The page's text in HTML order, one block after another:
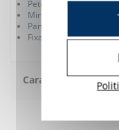
Petit miroir (7BJSHX-
Miroir en acrylique 3
Panneau arrière en
Fixation murale par
Caractéristiques